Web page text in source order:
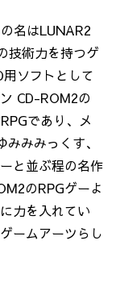
名はLUNAR2
技術力を持つゲ
ソフトとして
CD-ROM2の
であり、メ
みみっくす、
と並ぶ程の名作
のRPGゲーよ
力を入れてい
ームアーツらし